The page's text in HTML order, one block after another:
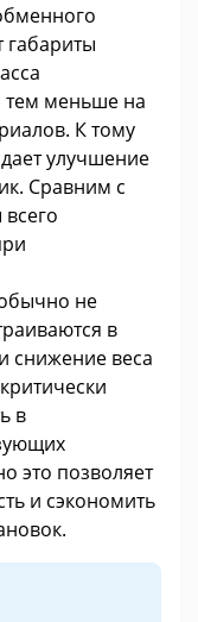
габариты
тем меньше на
К тому
улучшение
Сравним с
не
в
снижение веса
в
это позволяет
и сэкономить